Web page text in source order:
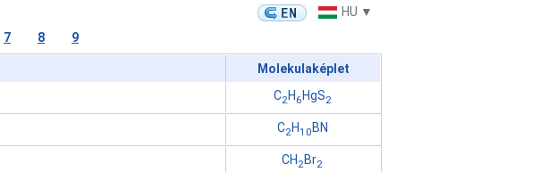
HU ▼
7 8 9
Molekulaképlet
C2H 6 HgS2
C2 H10 BN
CH 2 Br2